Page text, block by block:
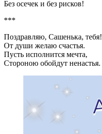
Без осечек и без рисков!
***
Поздравляю, Сашенька, тебя!
От души желаю счастья.
Пусть исполнится мечта,
Стороною обойдут ненастья.